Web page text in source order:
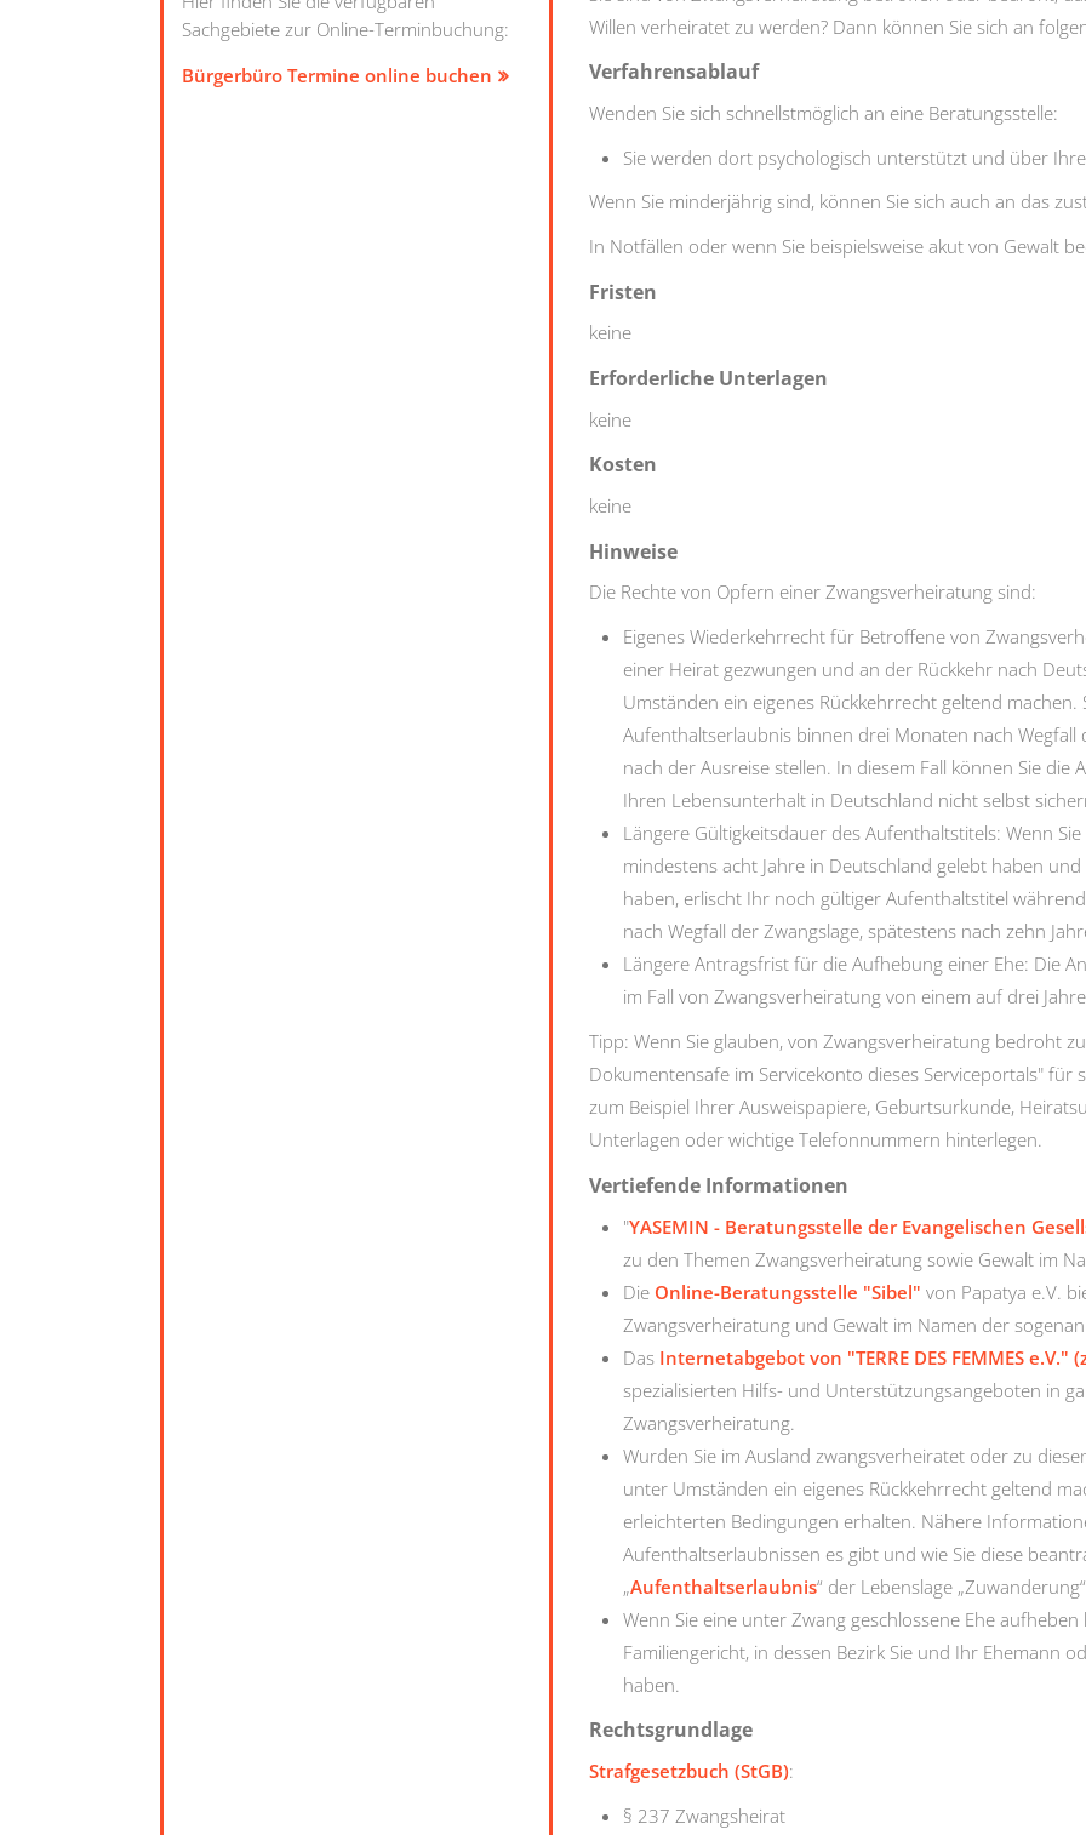
Sachgebiete zur Online-Terminbuchung:
Bürgerbüro Termine online buchen
Willen verheiratet zu werden? Dann können Sie sich an
Verfahrensablauf
Wenden Sie sich schnellstmöglich an eine Beratungsstelle:
Sie werden dort psychologisch unterstützt und über
Wenn Sie minderjährig sind, können Sie sich auch an das
In Notfällen oder wenn Sie beispielsweise akut von Gewalt
Fristen
keine
Erforderliche Unterlagen
keine
Kosten
keine
Hinweise
Die Rechte von Opfern einer Zwangsverheiratung sind:
Eigenes Wiederkehrrecht für Betroffene von
einer Heirat gezwungen und an der Rückkehr nach
Umständen ein eigenes Rückkehrrecht geltend machen.
Aufenthaltserlaubnis binnen drei Monaten nach Wegfall
nach der Ausreise stellen. In diesem Fall können Sie die
Ihren Lebensunterhalt in Deutschland nicht selbst
Längere Gültigkeitsdauer des Aufenthaltstitels: Wenn
mindestens acht Jahre in Deutschland gelebt haben und
haben, erlischt Ihr noch gültiger Aufenthaltstitel
nach Wegfall der Zwangslage, spätestens nach zehn
Längere Antragsfrist für die Aufhebung einer Ehe: Die
im Fall von Zwangsverheiratung von einem auf drei
Tipp: Wenn Sie glauben, von Zwangsverheiratung bedroht zu
Dokumentensafe im Servicekonto dieses Serviceportals" für
zum Beispiel Ihrer Ausweispapiere, Geburtsurkunde,
Unterlagen oder wichtige Telefonnummern hinterlegen.
Vertiefende Informationen
"YASEMIN - Beratungsstelle der Evangelischen
zu den Themen Zwangsverheiratung sowie Gewalt im
Die Online-Beratungsstelle "Sibel" von Papatya e.V.
Zwangsverheiratung und Gewalt im Namen der
Das Internetabgebot von "TERRE DES FEMMES e.V."
spezialisierten Hilfs- und Unterstützungsangeboten in
Zwangsverheiratung.
Wurden Sie im Ausland zwangsverheiratet oder zu
unter Umständen ein eigenes Rückkehrrecht geltend
erleichterten Bedingungen erhalten. Nähere
Aufenthaltserlaubnissen es gibt und wie Sie diese
„Aufenthaltserlaubnis“ der Lebenslage
Wenn Sie eine unter Zwang geschlossene Ehe aufheben
Familiengericht, in dessen Bezirk Sie und Ihr Ehemann
haben.
Rechtsgrundlage
Strafgesetzbuch (StGB):
§ 237 Zwangsheirat